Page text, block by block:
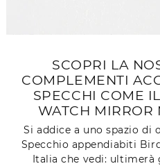
SCOPRI LA
COMPLEMENTI
SPECCHI COME
WATCH
Si addice a uno spazio di
Specchio appendiabiti
Italia che vedi: ultimerà